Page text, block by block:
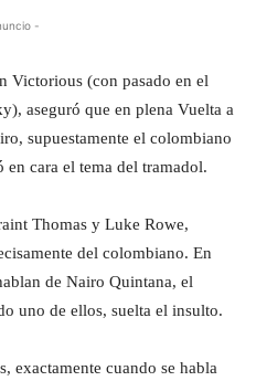
-
Victorious (con pasado en el
aseguró que en plena Vuelta a
supuestamente el colombiano
en cara el tema del tramadol.
Thomas y Luke Rowe,
del colombiano. En
de Nairo Quintana, el
uno de ellos, suelta el insulto.
exactamente cuando se habla